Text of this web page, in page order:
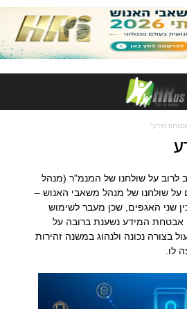
מידע"
על שולחנו של המנמ"ר (מנהל
על שולחנו של מנהל משאבי האנוש –
שני האגפים, שכן מעבר לשימוש
אבטחת המידע נשענת ברובה על
בצורה נכונה ולנהוג במשנה זהירות
לו.